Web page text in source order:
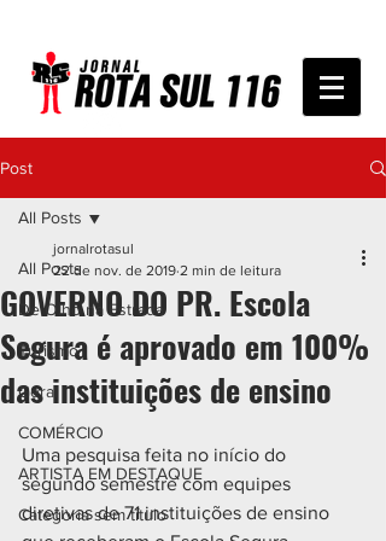
Post
All Posts
De Olho na Estrada
Turismo
Geral
COMÉRCIO
ARTISTA EM DESTAQUE
Categoria sem título
All Posts
GOVERNO DO PR. Escola
Segura é aprovado em 100%
das instituições de ensino
jornalrotasul
22 de nov. de 2019 2 min de leitura
Uma pesquisa feita no início do
segundo semestre com equipes
diretivas de 71 instituições de ensino